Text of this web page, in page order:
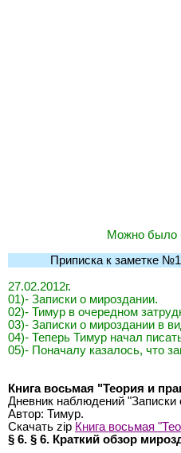
Можно было
Приписка к заметке
27.02.2012г.
01)- Записки о мироздании.
02)- Тимур в очередном
03)- Записки о мироздании в
04)- Теперь Тимур начал
05)- Поначалу казалось, что
Книга восьмая "Теория и
Дневник наблюдений "Записки
Автор: Тимур.
Скачать zip Книга восьмая
§ 6. § 6. Краткий обзор